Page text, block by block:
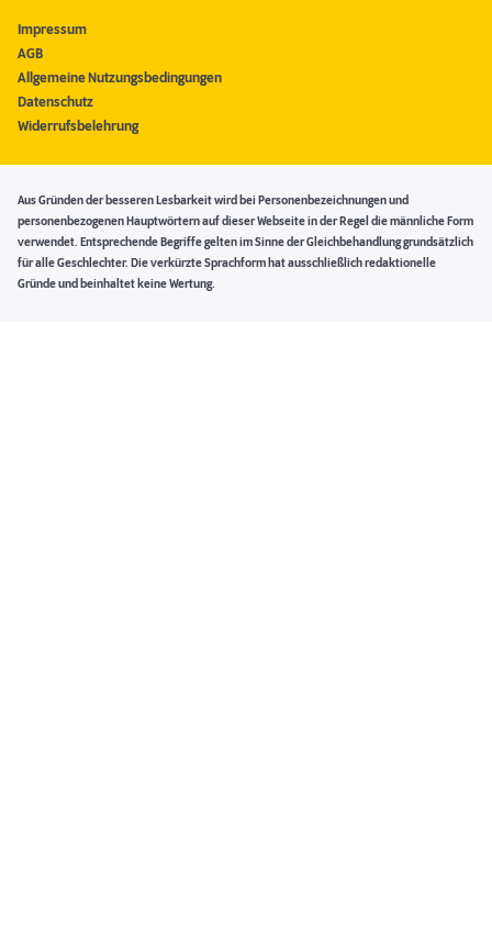
Impressum
AGB
Allgemeine Nutzungsbedingungen
Datenschutz
Widerrufsbelehrung
Aus Gründen der besseren Lesbarkeit wird bei Personenbezeichnungen und
personenbezogenen Hauptwörtern auf dieser Webseite in der Regel die männliche Form
verwendet. Entsprechende Begriffe gelten im Sinne der Gleichbehandlung grundsätzlich
für alle Geschlechter. Die verkürzte Sprachform hat ausschließlich redaktionelle
Gründe und beinhaltet keine Wertung.